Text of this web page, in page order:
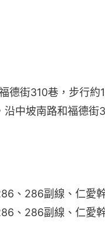
德街310巷，步行約
中坡南路和福德
、286副線、仁愛
、286副線、仁愛